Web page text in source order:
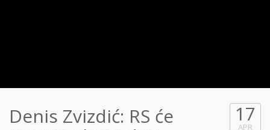
Denis Zvizdić: RS će
17
APR